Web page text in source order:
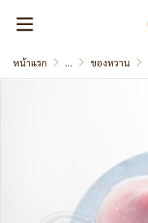
หน้าแรก ... ของหวาน